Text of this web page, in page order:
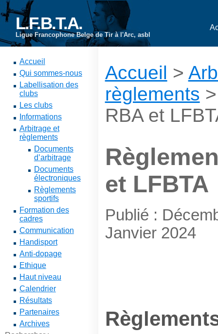
L.F.B.T.A.
Ligue Francophone Belge de Tir à l'Arc, asbl
Accueil
Qui sommes-nous
Labellisation des
clubs
Les clubs
Informations
Arbitrage et
règlements
Documents
d’arbitrage
Documents
électroniques
Règlements
sportifs
Formation des
cadres
Communication
Handisport
Anti-dopage
Ethique
Haut niveau
Calendrier
Résultats
Partenaires
Archives
Accueil >
règlements
RBA et
et LFBTA
Publié :
Janvier 2024